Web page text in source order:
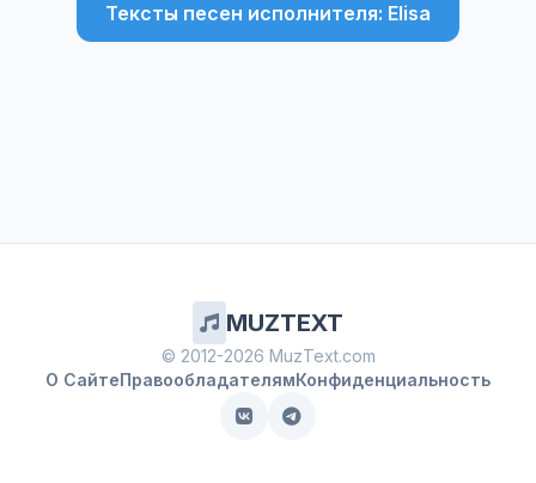
Тексты песен исполнителя: Elisa
MUZTEXT
© 2012-2026 MuzText.com
О СайтеПравообладателямКонфиденциальность